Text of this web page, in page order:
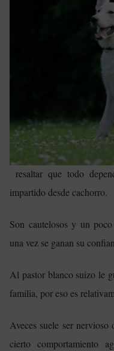
resaltar que todo
impartido desde cachorro.
Son cautelosos y un
una vez se ganan su
Al pastor blanco suizo le
familia, por eso es
Aveces suele ser
cierto comportamiento